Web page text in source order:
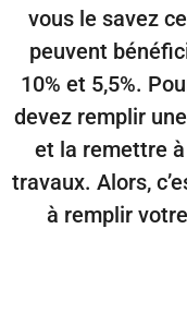
vous le savez
peuvent
10% et 5,5%.
devez remplir
et la remettre
travaux. Alors,
à remplir